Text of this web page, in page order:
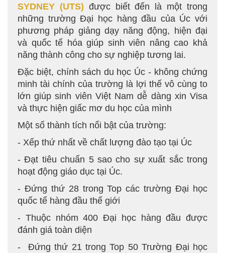
SYDNEY (UTS) được biết đến là một trong
những trường Đại học hàng đầu của Úc với
phương pháp giảng dạy năng động, hiện đại
và quốc tế hóa giúp sinh viên nâng cao khả
năng thành công cho sự nghiệp tương lai.
Đặc biệt, chính sách du học Úc - không chứng
minh tài chính của trường là lợi thế vô cùng to
lớn giúp sinh viên Việt Nam dễ dàng xin Visa
và thực hiện giấc mơ du học của mình
Một số thành tích nổi bật của trường:
- Xếp thứ nhất về chất lượng đào tạo tại Úc
- Đạt tiêu chuẩn 5 sao cho sự xuất sắc trong
hoạt động giáo dục tại Úc.
- Đứng thứ 28 trong Top các trường Đại học
quốc tế hàng đầu thế giới
- Thuộc nhóm 400 Đại học hàng đầu được
đánh giá toàn diện
- Đứng thứ 21 trong Top 50 Trường Đại học